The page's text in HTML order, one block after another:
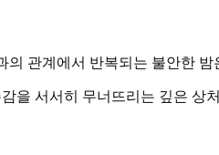
관계에서 반복되는 불안한 밤
을 서서히 무너뜨리는 깊은 상